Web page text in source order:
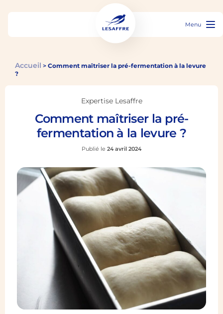
Menu
Accueil > Comment maîtriser la pré-fermentation à la levure
?
Expertise Lesaffre
Comment maîtriser la pré-
fermentation à la levure ?
Publié le 24 avril 2024